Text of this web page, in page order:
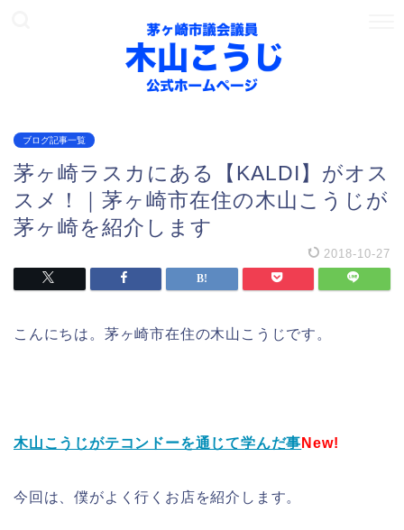
ブログ記事一覧
茅ヶ崎ラスカにある【KALDI】がオス
スメ！｜茅ヶ崎市在住の木山こうじが
茅ヶ崎を紹介します
2018-10-27
こんにちは。茅ヶ崎市在住の木山こうじです。
木山こうじがテコンドーを通じて学んだ事 New!
今回は、僕がよく行くお店を紹介します。